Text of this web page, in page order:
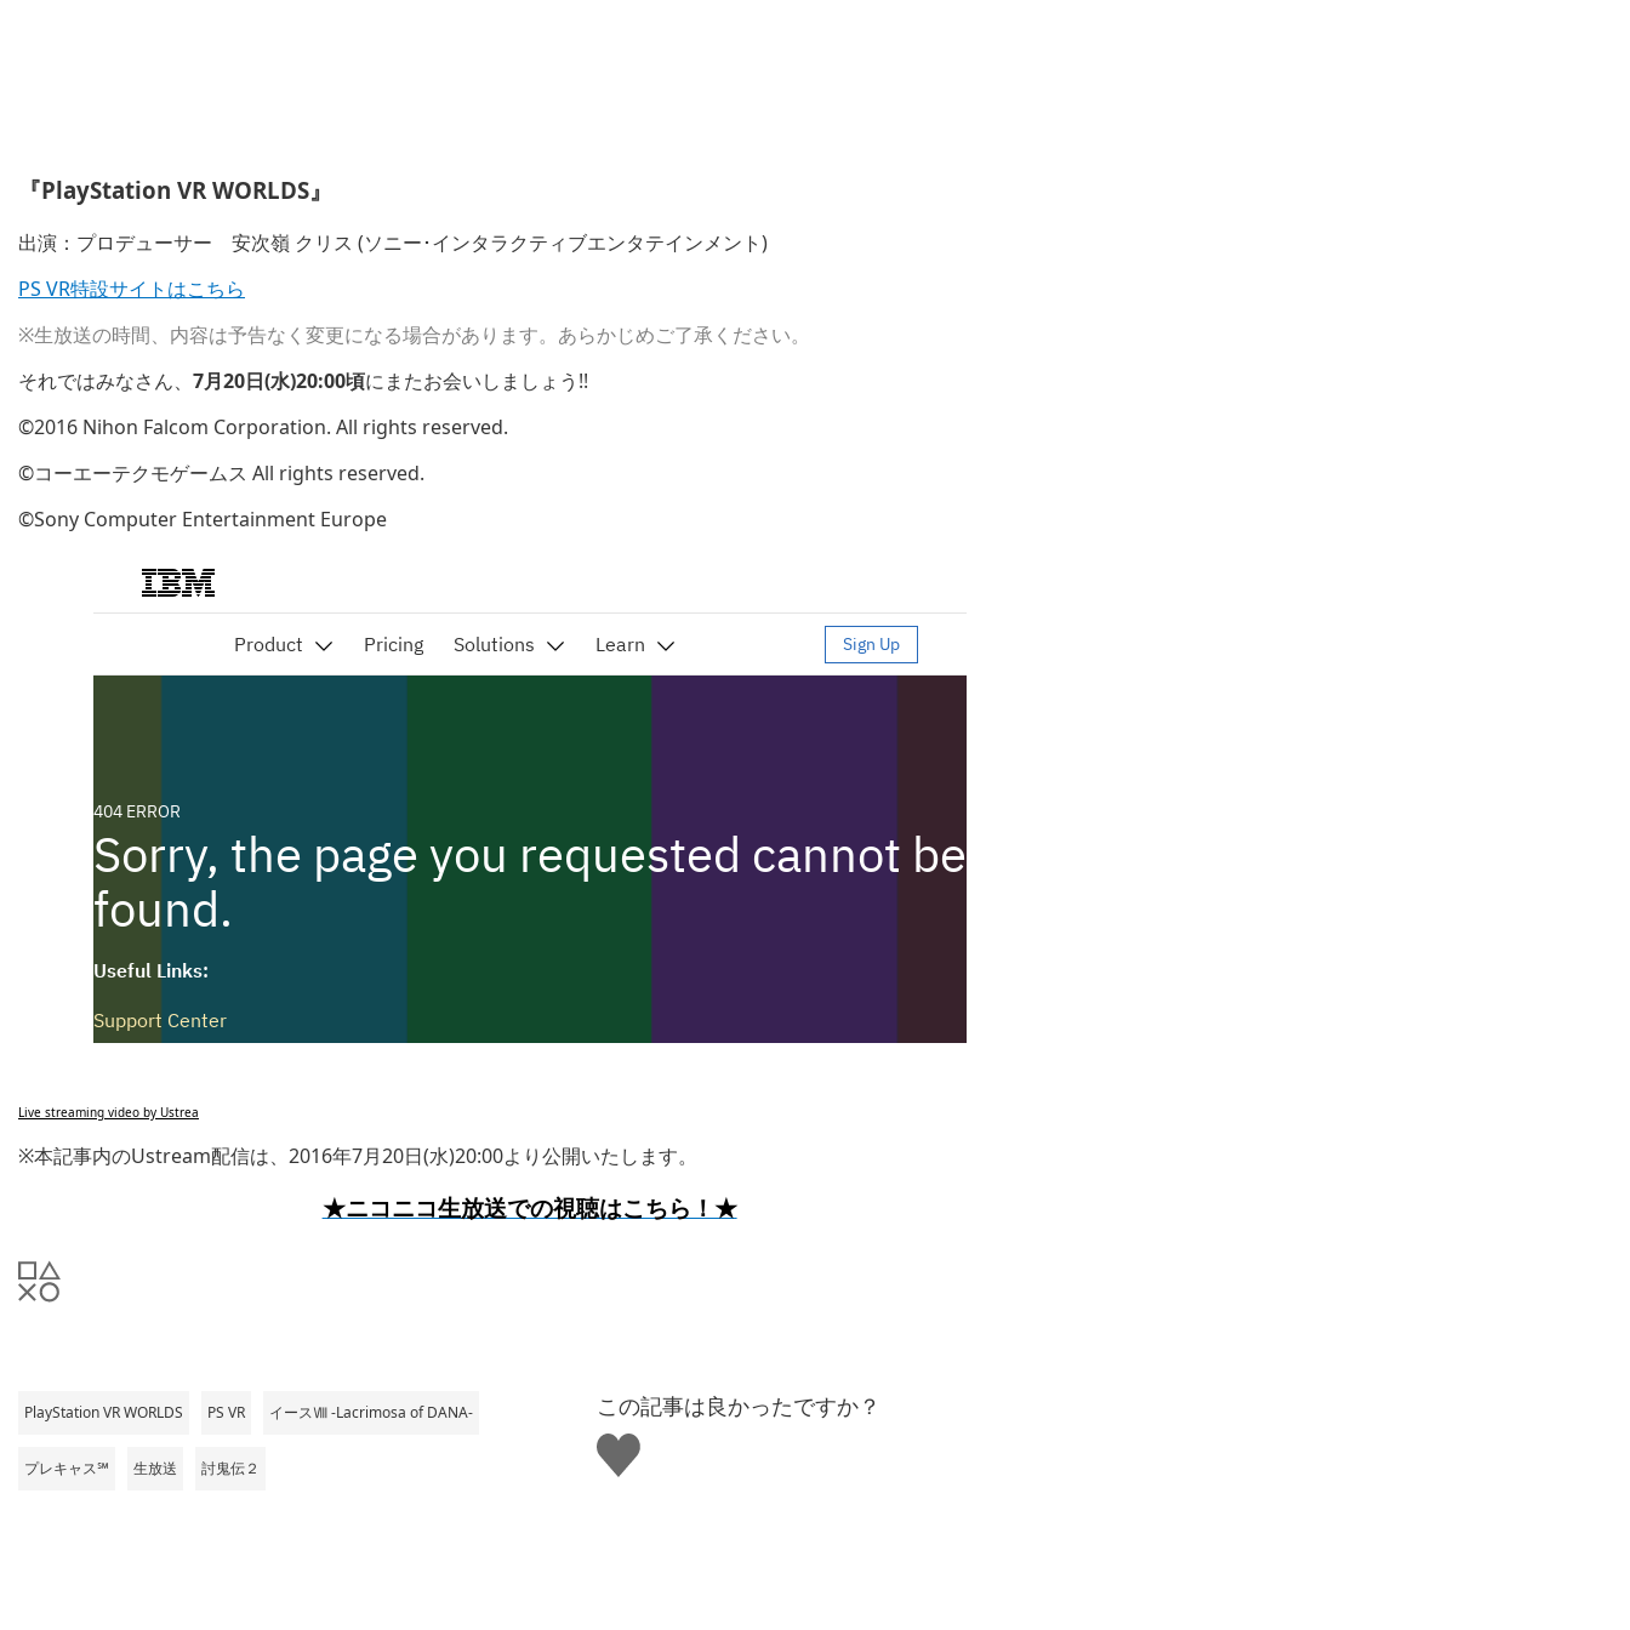
『PlayStation VR WORLDS』
出演：プロデューサー 安次嶺 クリス (ソニー･インタラクティブエンタテインメント)
PS VR特設サイトはこちら
※生放送の時間、内容は予告なく変更になる場合があります。あらかじめご了承ください。
それではみなさん、 7月20日(水)20:00頃にまたお会いしましょう!!
©2016 Nihon Falcom Corporation. All rights reserved.
©コーエーテクモゲームス All rights reserved.
©Sony Computer Entertainment Europe
Live streaming video by Ustrea
※本記事内のUstream配信は、2016年7月20日(水)20:00より公開いたします。
★ニコニコ生放送での視聴はこちら！★
PlayStation VR WORLDS PS VR イースⅧ -Lacrimosa of DANA-
プレキャス℠ 生放送 討鬼伝２
この記事は良かったですか？
い
い